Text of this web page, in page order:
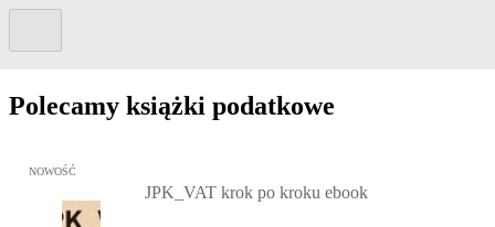
Polecamy książki podatkowe
Przejdź do: JPK_VAT krok po kroku ebook, Patrycja Kubiesa -
NOWOŚĆ
JPK_VAT krok po kroku ebook